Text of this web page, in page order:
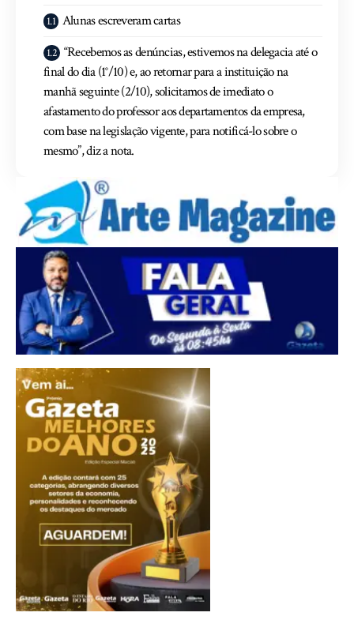
Alunas escreveram cartas
“Recebemos as denúncias, estivemos na delegacia até o
final do dia (1°/10) e, ao retornar para a instituição na
manhã seguinte (2/10), solicitamos de imediato o
afastamento do professor aos departamentos da empresa,
com base na legislação vigente, para notificá-lo sobre o
mesmo”, diz a nota.